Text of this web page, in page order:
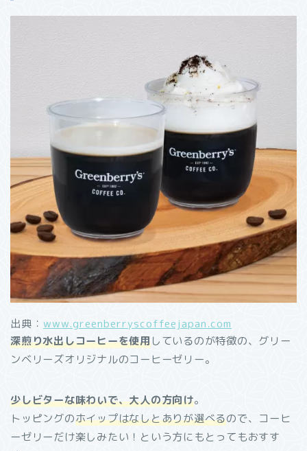
出典： www.greenberryscoffeejapan.com
深煎り水出しコーヒーを使用しているのが特徴の、グリー
ンベリーズオリジナルのコーヒーゼリー。
少しビターな味わいで、大人の方向け。
トッピングのホイップはなしとありが選べるので、コーヒ
ーゼリーだけ楽しみたい！という方にもとってもおすす